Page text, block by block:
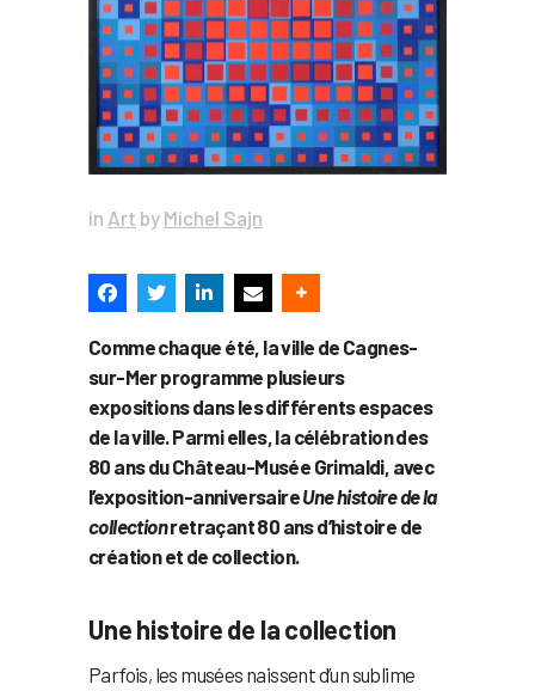
in Art by Michel Sajn
Comme chaque été, la ville de Cagnes-
sur-Mer programme plusieurs
expositions dans les différents espaces
de la ville. Parmi elles, la célébration des
80 ans du Château-Musée Grimaldi, avec
l’exposition-anniversaireUne histoire de la
collectionretraçant 80 ans d’histoire de
création et de collection.
Une histoire de la collection
Parfois, les musées naissent d’un sublime